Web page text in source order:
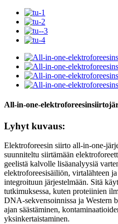
All-in-one-
Lyhyt kuvaus:
Elektroforeesin siirto all-in-one-
suunniteltu siirtämään
geelistä kalvolle lisäanalyysiä
elektroforeesisäiliön, virtalähteen
integroituun järjestelmään. Sitä
tutkimuksessa, kuten proteiinien
DNA-sekvensoinnissa ja Western
ajan säästäminen,
yksinkertaistaminen.